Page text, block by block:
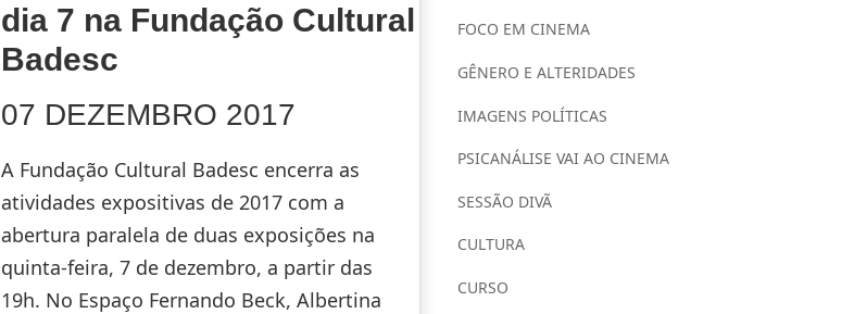
dia 7 na Fundação Cultural
Badesc
07 DEZEMBRO 2017
A Fundação Cultural Badesc encerra as
atividades expositivas de 2017 com a
abertura paralela de duas exposições na
quinta-feira, 7 de dezembro, a partir das
19h. No Espaço Fernando Beck, Albertina
FOCO EM CINEMA
GÊNERO E ALTERIDADES
IMAGENS POLÍTICAS
PSICANÁLISE VAI AO CINEMA
SESSÃO DIVÃ
CULTURA
CURSO